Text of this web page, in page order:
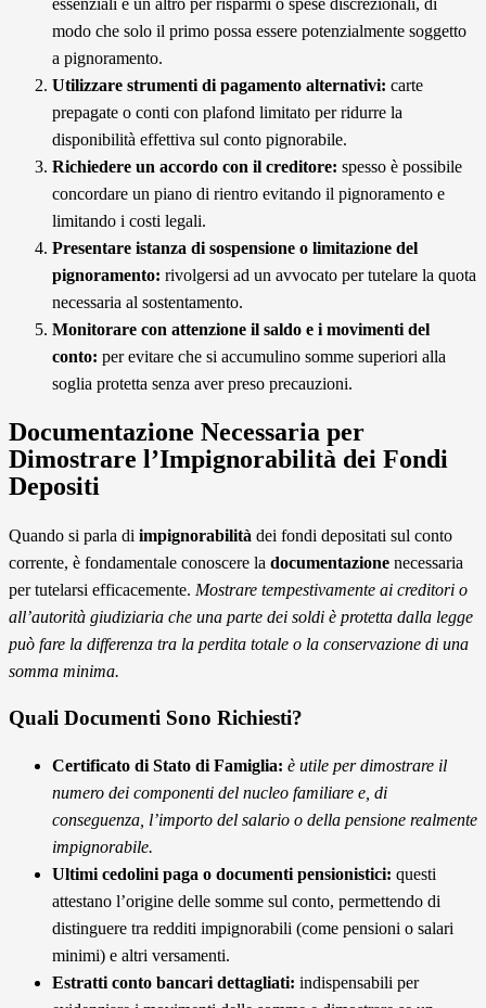
modo che solo il primo possa essere potenzialmente soggetto
a pignoramento.
Utilizzare strumenti di pagamento alternativi: carte
prepagate o conti con plafond limitato per ridurre la
disponibilità effettiva sul conto pignorabile.
Richiedere un accordo con il creditore: spesso è possibile
concordare un piano di rientro evitando il pignoramento e
limitando i costi legali.
Presentare istanza di sospensione o limitazione del
pignoramento: rivolgersi ad un avvocato per tutelare la quota
necessaria al sostentamento.
Monitorare con attenzione il saldo e i movimenti del
conto: per evitare che si accumulino somme superiori alla
soglia protetta senza aver preso precauzioni.
Documentazione Necessaria per
Dimostrare l’Impignorabilità dei Fondi
Depositi
Quando si parla di impignorabilità dei fondi depositati sul conto
corrente, è fondamentale conoscere la documentazione necessaria
per tutelarsi efficacemente. Mostrare tempestivamente ai creditori o
all’autorità giudiziaria che una parte dei soldi è protetta dalla legge
può fare la differenza tra la perdita totale o la conservazione di una
somma minima.
Quali Documenti Sono Richiesti?
Certificato di Stato di Famiglia: è utile per dimostrare il
numero dei componenti del nucleo familiare e, di
conseguenza, l’importo del salario o della pensione realmente
impignorabile.
Ultimi cedolini paga o documenti pensionistici: questi
attestano l’origine delle somme sul conto, permettendo di
distinguere tra redditi impignorabili (come pensioni o salari
minimi) e altri versamenti.
Estratti conto bancari dettagliati: indispensabili per